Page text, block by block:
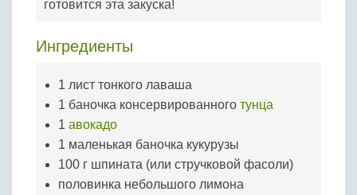
Бобовые
Крупы
готовится эта закуска!
Ингредиенты
1 лист тонкого лаваша
1 баночка консервированного тунца
1 авокадо
1 маленькая баночка кукурузы
100 г шпината (или стручковой фасоли)
половинка небольшого лимона